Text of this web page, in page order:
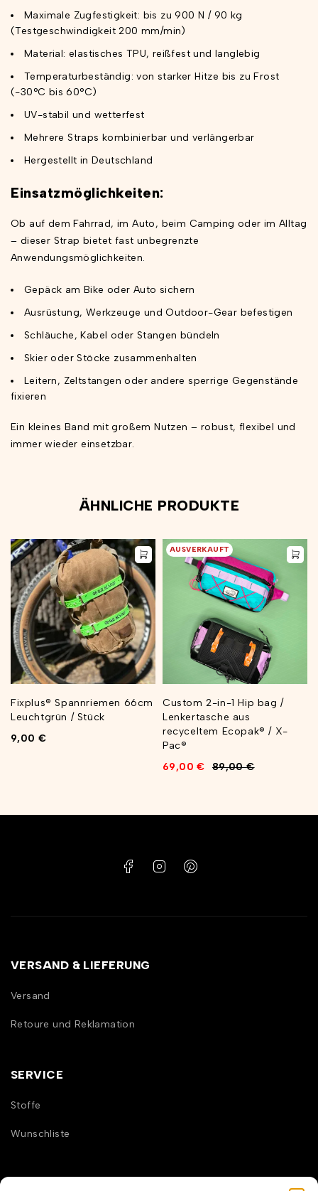
Maximale Zugfestigkeit: bis zu 900 N / 90 kg
(Testgeschwindigkeit 200 mm/min)
Material: elastisches TPU, reißfest und langlebig
Temperaturbeständig: von starker Hitze bis zu Frost
(-30°C bis 60°C)
UV-stabil und wetterfest
Mehrere Straps kombinierbar und verlängerbar
Hergestellt in Deutschland
Einsatzmöglichkeiten:
Ob auf dem Fahrrad, im Auto, beim Camping oder im Alltag
– dieser Strap bietet fast unbegrenzte
Anwendungsmöglichkeiten.
Gepäck am Bike oder Auto sichern
Ausrüstung, Werkzeuge und Outdoor-Gear befestigen
Schläuche, Kabel oder Stangen bündeln
Skier oder Stöcke zusammenhalten
Leitern, Zeltstangen oder andere sperrige Gegenstände
fixieren
Ein kleines Band mit großem Nutzen – robust, flexibel und
immer wieder einsetzbar.
ÄHNLICHE PRODUKTE
Fixplus® Spannriemen 66cm
Leuchtgrün / Stück
9,00 €
AUSVERKAUFT
Custom 2-in-1 Hip bag /
Lenkertasche aus
recyceltem Ecopak® / X-
Pac®
89,00€
69,00€
SERVICE
Stoffe
Wunschliste
VERSAND & LIEFERUNG
Versand
Retoure und Reklamation